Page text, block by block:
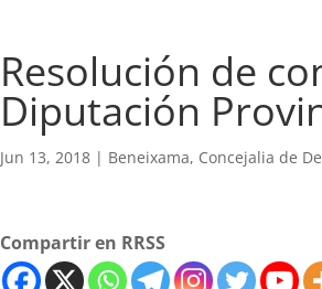
Resolución de
Diputación
Jun 13, 2018 | Beneixama, Concejalia de
Compartir en RRSS